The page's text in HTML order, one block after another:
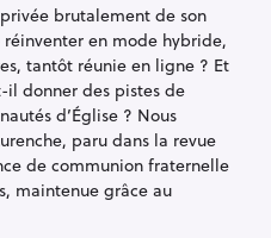
brutalement de son
en mode hybride,
tantôt réunie en ligne ? Et
donner des pistes de
d’Église ? Nous
paru dans la revue
de communion fraternelle
maintenue grâce au